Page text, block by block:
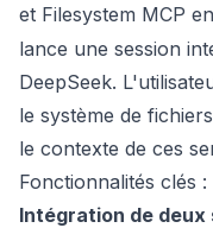
et Filesystem MCP
lance une session
DeepSeek.
le système de
le contexte de ces
Fonctionnalités clés :
Intégration de